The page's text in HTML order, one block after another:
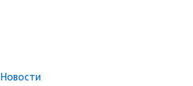
Новости